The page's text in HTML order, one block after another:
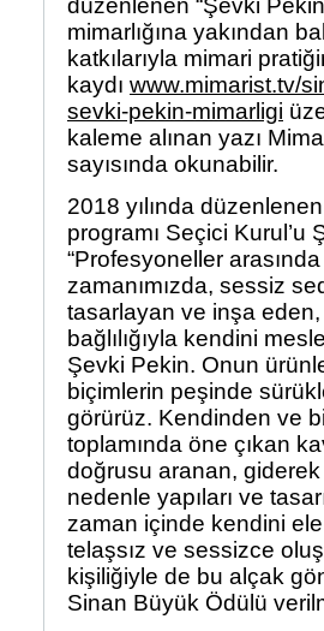
düzenlenen “Şevki Pekin
mimarlığına yakından
katkılarıyla mimari
kaydı www.mimarist.tv/
sevki-pekin-mimarligi
kaleme alınan yazı
sayısında okunabilir.
2018 yılında
programı Seçici Kurul’u
“Profesyoneller arasında
zamanımızda, sessiz
tasarlayan ve inşa
bağlılığıyla kendini
Şevki Pekin. Onun
biçimlerin peşinde
görürüz. Kendinden ve
toplamında öne çıkan
doğrusu aranan, giderek
nedenle yapıları ve
zaman içinde kendini
telaşsız ve sessizce
kişiliğiyle de bu alçak
Sinan Büyük Ödülü